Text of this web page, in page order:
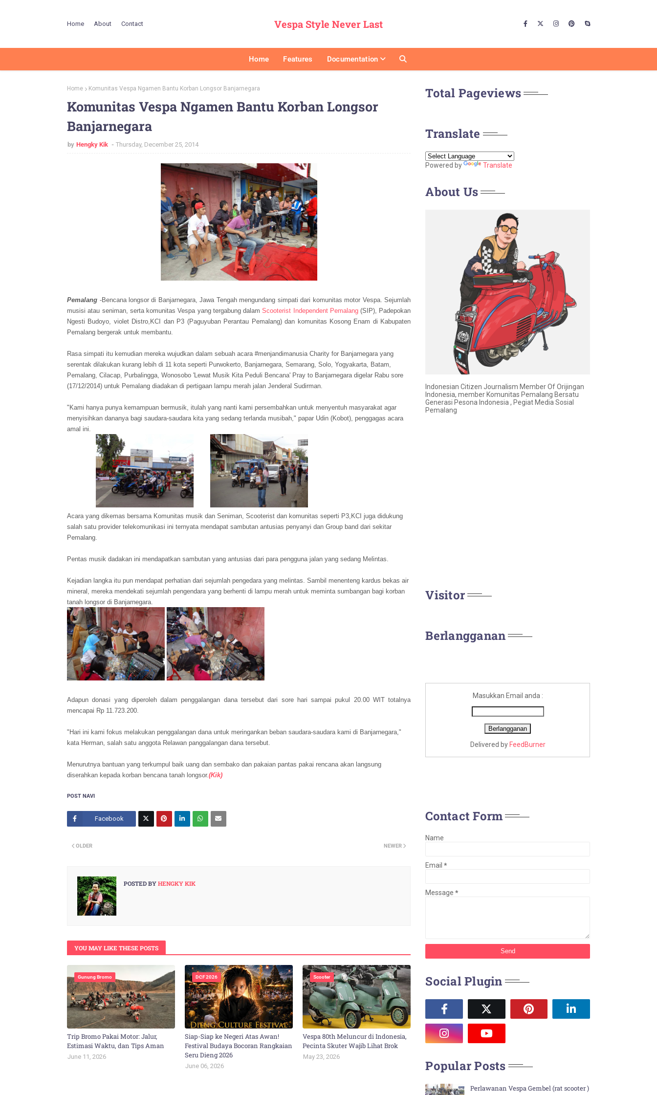
Home About Contact Vespa Style Never Last
Home Features Documentation
Home Komunitas Vespa Ngamen Bantu Korban Longsor Banjarnegara
Komunitas Vespa Ngamen Bantu Korban Longsor
Banjarnegara
by Hengky Kik Thursday, December 25, 2014
Pemalang -Bencana longsor di Banjarnegara, Jawa Tengah mengundang simpati dari komunitas motor Vespa. Sejumlah
musisi atau seniman, serta komunitas Vespa yang tergabung dalamScooterist Independent Pemalang(SIP), Padepokan
Ngesti Budoyo, violet Distro,KCI dan P3 (Paguyuban Perantau Pemalang) dan komunitas Kosong Enam di Kabupaten
Pemalang bergerak untuk membantu.
Rasa simpati itu kemudian mereka wujudkan dalam sebuah acara #‎menjandimanusia Charity for Banjarnegara yang
serentak dilakukan kurang lebih di 11 kota seperti Purwokerto, Banjarnegara, Semarang, Solo, Yogyakarta, Batam,
Pemalang, Cilacap, Purbalingga, Wonosobo 'Lewat Musik Kita Peduli Bencana' Pray to Banjarnegara digelar Rabu sore
(17/12/2014) untuk Pemalang diadakan di pertigaan lampu merah jalan Jenderal Sudirman.
"Kami hanya punya kemampuan bermusik, itulah yang nanti kami persembahkan untuk menyentuh masyarakat agar
menyisihkan dananya bagi saudara-saudara kita yang sedang terlanda musibah," papar Udin (Kobot), penggagas acara
amal ini.
Acara yang dikemas bersama Komunitas musik dan Seniman, Scooterist dan komunitas seperti P3,KCI juga didukung
salah satu provider telekomunikasi ini ternyata mendapat sambutan antusias penyanyi dan Group band dari sekitar
Pemalang.
Pentas musik dadakan ini mendapatkan sambutan yang antusias dari para pengguna jalan yang sedang Melintas.
Kejadian langka itu pun mendapat perhatian dari sejumlah pengedara yang melintas. Sambil menenteng kardus bekas air
mineral, mereka mendekati sejumlah pengendara yang berhenti di lampu merah untuk meminta sumbangan bagi korban
tanah longsor di Banjarnegara.
Adapun donasi yang diperoleh dalam penggalangan dana tersebut dari sore hari sampai pukul 20.00 WIT totalnya
mencapai Rp 11.723.200.
"Hari ini kami fokus melakukan penggalangan dana untuk meringankan beban saudara-saudara kami di Banjarnegara,"
kata Herman, salah satu anggota Relawan panggalangan dana tersebut.
Menurutnya bantuan yang terkumpul baik uang dan sembako dan pakaian pantas pakai rencana akan langsung
diserahkan kepada korban bencana tanah longsor.(Kik)
POST NAVI
Facebook
NEWER
OLDER
POSTED BYHENGKY KIK
YOU MAY LIKE THESE POSTS
Gunung Bromo
Trip Bromo Pakai Motor: Jalur,
Estimasi Waktu, dan Tips Aman
June 11, 2026
DCF 2026
Siap-Siap ke Negeri Atas Awan!
Festival Budaya Bocoran Rangkaian
Seru Dieng 2026
June 06, 2026
Scooter
Vespa 80th Meluncur di Indonesia,
Pecinta Skuter Wajib Lihat Brok
May 23, 2026
Total Pageviews
Translate
Powered by Translate
About Us
Indonesian Citizen Journalism Member Of Orijingan
Indonesia, member Komunitas Pemalang Bersatu
Generasi Pesona Indonesia , Pegiat Media Sosial
Pemalang
Visitor
Berlangganan
Masukkan Email anda :
Delivered by FeedBurner
Contact Form
Name
Email*
Message*
Social Plugin
Popular Posts
Perlawanan Vespa Gembel (rat scooter )